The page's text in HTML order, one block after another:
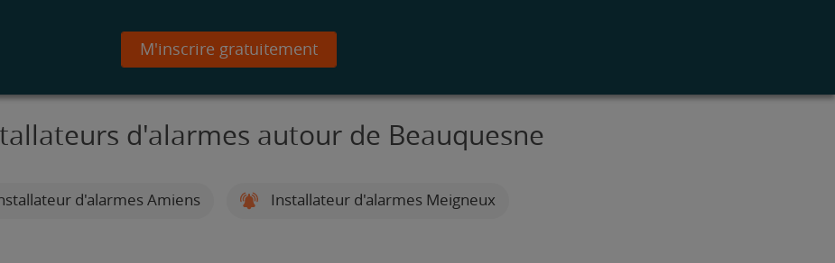
M'inscrire gratuitement
d'alarmes autour de Beauquesne
d'alarmes Amiens Installateur d'alarmes Meigneux